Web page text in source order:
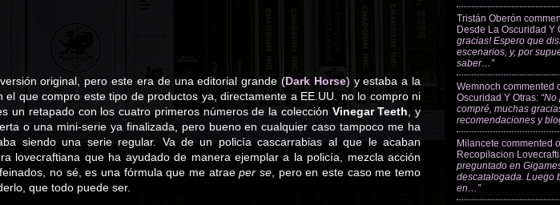
original, pero este era de una editorial grande (Dark Horse) y estaba a la
el que compro este tipo de productos ya, directamente a EE.UU. no lo compro ni
un retapado con los cuatro primeros números de la colección Vinegar Teeth , y
o una mini-serie ya finalizada, pero bueno en cualquier caso tampoco me ha
siendo una serie regular. Va de un policía cascarrabias al que le acaban
lovecraftiana que ha ayudado de manera ejemplar a la policía, mezcla acción
no sé, es una fórmula que me atraeper se , pero en este caso me temo
que todo puede ser.
Tristán Oberón
Desde La Oscuridad Y
gracias! Espero que
escenarios, y, por
saber…”
Wemnoch commented
Oscuridad Y Otras:
compré, muchas
recomendaciones y
Milancete commented
Recopilacion
preguntado en
descatalogada. Luego
en…”